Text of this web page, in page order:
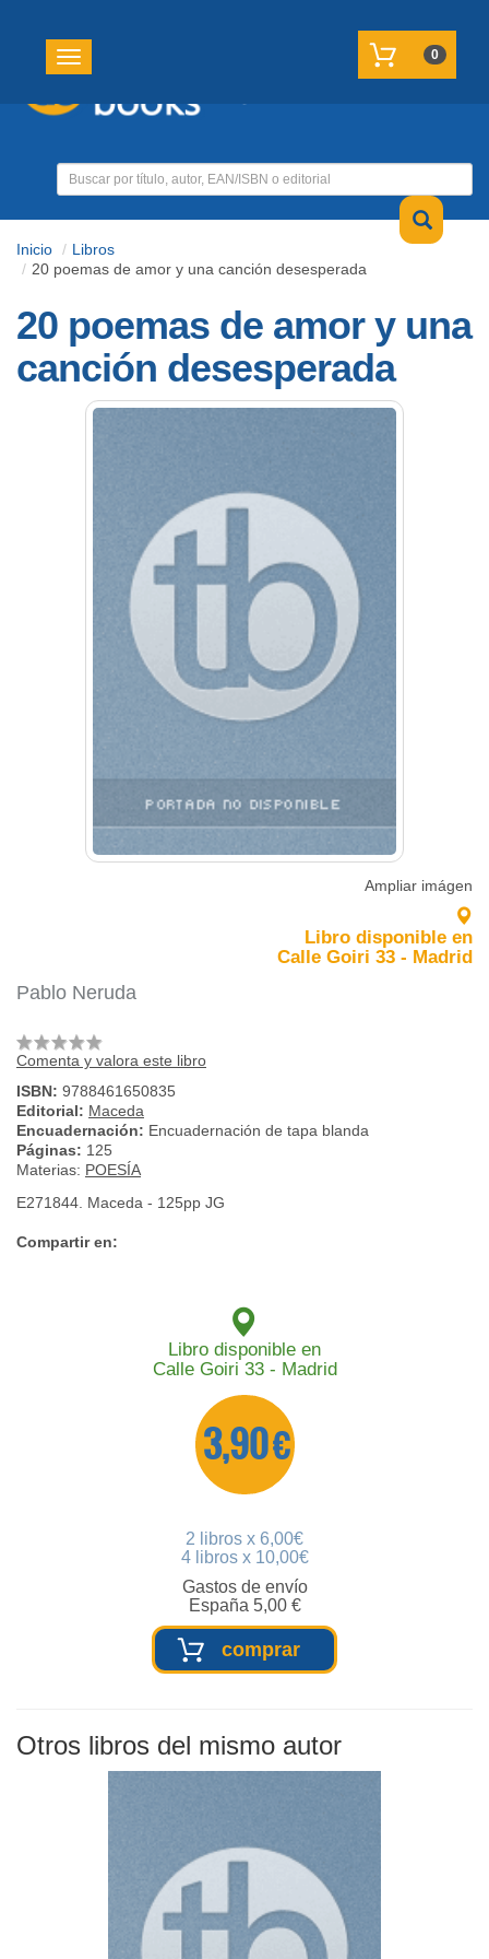
Toggle navigation 0
Inicio
Libros
20 poemas de amor y una canción desesperada
20 poemas de amor y una
canción desesperada
Ampliar imágen
Libro disponible en
Calle Goiri 33 - Madrid
Pablo Neruda
Comenta y valora este libro
ISBN: 9788461650835
Editorial: Maceda
Encuadernación: Encuadernación de tapa blanda
Páginas: 125
Materias: POESÍA
E271844. Maceda - 125pp JG
Compartir en:
Libro disponible en
Calle Goiri 33 - Madrid
3,90 €
2 libros x 6,00€
4 libros x 10,00€
Gastos de envío
España 5,00 €
comprar
Otros libros del mismo autor